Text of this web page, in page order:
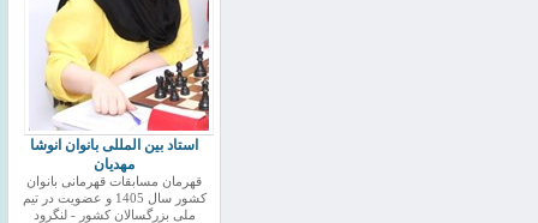
استاد بین المللی بانوان انوشا
مهدیان
قهرمان مسابقات قهرمانی بانوان
کشور سال 1405 و عضویت در تیم
ملی بزرگسالان کشور - لنگرود